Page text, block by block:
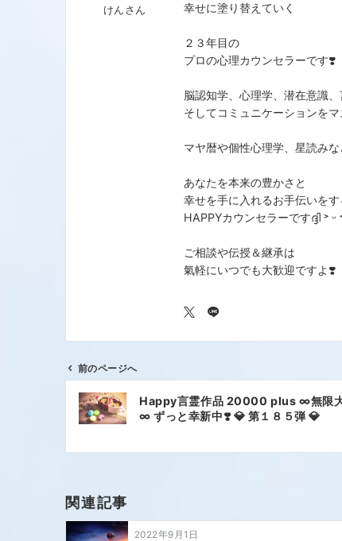
けんさん
幸せに塗り替えていく
２３年目の
プロの心理カウンセラーです❣️
脳認知学、心理学、潜在意識、
そしてコミュニケーションを
マヤ暦や個性心理学、星読み
あなたを本来の豊かさと
幸せを手に入れるお手伝いをす
HAPPYカウンセラーですദ്ദി ˃ ᵕ
ご相談や伝授＆継承は
氣軽にいつでも大歓迎ですよ❣️
前のページへ
Happy言霊作品 20000 plus ∞無限
∞ ずっと幸新中❣️ 💎 第１８５弾 💎
関連記事
2022年9月1日